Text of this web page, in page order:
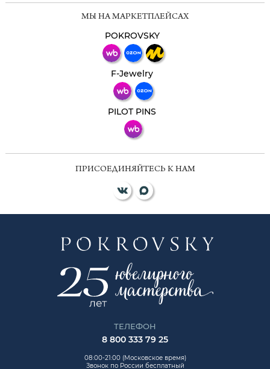
МЫ НА МАРКЕТПЛЕЙСАХ
POKROVSKY
F-Jewelry
PILOT PINS
ПРИСОЕДИНЯЙТЕСЬ К НАМ
ТЕЛЕФОН
8 800 333 79 25
08:00-21:00 (Московское время)
Звонок по России бесплатный